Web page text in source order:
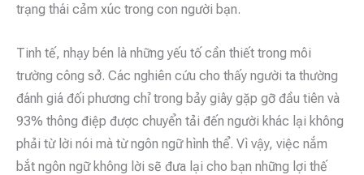
trạng thái cảm xúc trong con người bạn.
Tinh tế, nhạy bén là những yếu tố cần thiết trong môi
trường công sở. Các nghiên cứu cho thấy người ta thường
đánh giá đối phương chỉ trong bảy giây gặp gỡ đầu tiên và
93% thông điệp được chuyển tải đến người khác lại không
phải từ lời nói mà từ ngôn ngữ hình thể. Vì vậy, việc nắm
bắt ngôn ngữ không lời sẽ đưa lại cho bạn những lợi thế